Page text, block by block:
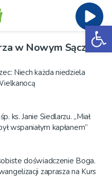
w Nowym Sączu
Niech każda niedziela
ks. Janie Siedlarzu. „Miał
wspaniałym kapłanem”
doświadczenie Boga.
zaprasza na Kurs